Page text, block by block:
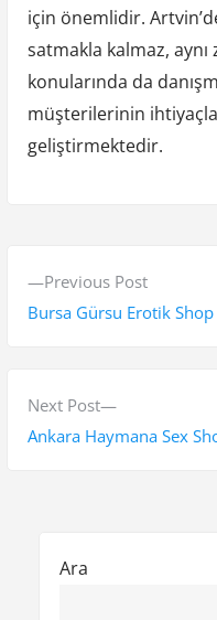
için önemlidir.
satmakla kalmaz, aynı
konularında da
müşterilerinin
geliştirmektedir.
Previous PostP
r
o
Bursa Gürsu Erotik Shop
Next Post
N
e
Ankara Haymana Sex
Ara